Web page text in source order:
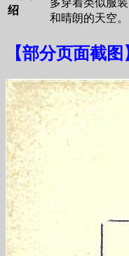
绍
和晴朗的天空。
【部分页面截图